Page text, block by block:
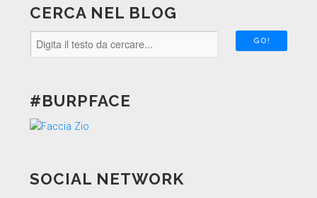
CERCA NEL BLOG
#BURPFACE
SOCIAL NETWORK